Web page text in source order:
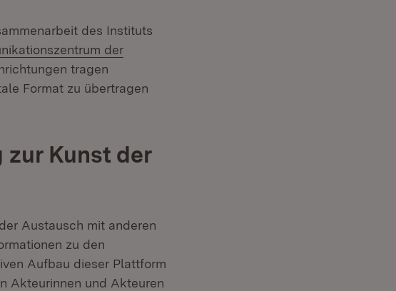
des Instituts
der
tragen
Format zu übertragen
Kunst der
Austausch mit anderen
zu den
Aufbau dieser Plattform
Akteurinnen und Akteuren